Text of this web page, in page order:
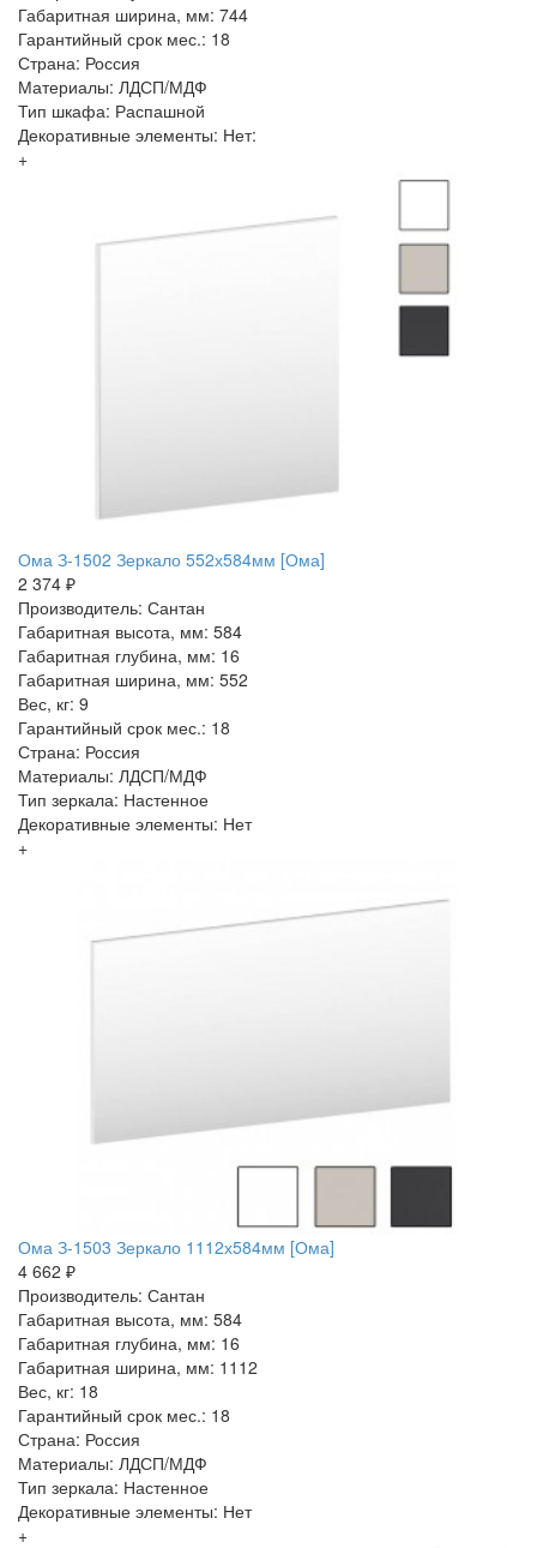
Габаритная ширина, мм: 744
Гарантийный срок мес.: 18
Страна: Россия
Материалы: ЛДСП/МДФ
Тип шкафа: Распашной
Декоративные элементы: Нет:
+
Ома З-1502 Зеркало 552х584мм [Ома]
2 374 ₽
Производитель: Сантан
Габаритная высота, мм: 584
Габаритная глубина, мм: 16
Габаритная ширина, мм: 552
Вес, кг: 9
Гарантийный срок мес.: 18
Страна: Россия
Материалы: ЛДСП/МДФ
Тип зеркала: Настенное
Декоративные элементы: Нет
+
Ома З-1503 Зеркало 1112х584мм [Ома]
4 662 ₽
Производитель: Сантан
Габаритная высота, мм: 584
Габаритная глубина, мм: 16
Габаритная ширина, мм: 1112
Вес, кг: 18
Гарантийный срок мес.: 18
Страна: Россия
Материалы: ЛДСП/МДФ
Тип зеркала: Настенное
Декоративные элементы: Нет
+